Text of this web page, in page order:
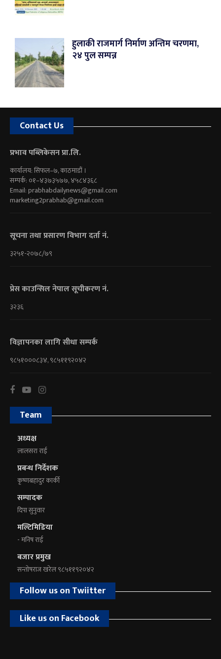
हुलाकी राजमार्ग निर्माण अन्तिम चरणमा,
२४ पुल सम्पन्न
Contact Us
प्रभाव पब्लिकेसन प्रा.लि.
कार्यालय: सिफल–७, काठमाडौं ।
सम्पर्क: ०१–४३७३५७७, ४५८४३६८
Email:prabhabdailynews@gmail.com
marketing2prabhab@gmail.com
सूचना तथा प्रसारण विभाग दर्ता नं.
३२५१-२०७८/७९
प्रेस काउन्सिल नेपाल सूचीकरण नं.
३२३६
विज्ञापनका लागि सीधा सम्पर्क
९८५१०००८३४, ९८५११९२०४२
Team
अध्यक्ष
लालसरा राई
प्रबन्ध निर्देशक
कृष्णबहादुर कार्की
सम्पादक
दिपा सुनुवार
मल्टिमिडिया
- मनिष राई
बजार प्रमुख
सन्तोषराज खरेल ९८५११९२०४२
Follow us on Twiitter
Like us on Facebook